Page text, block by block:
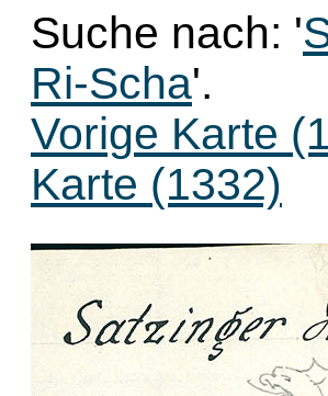
Suche nach: '
Ri-Scha'.
Vorige Karte
Karte (1332)